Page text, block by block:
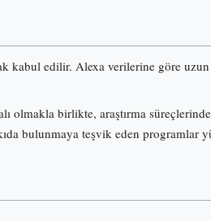
edilir. Alexa verilerine göre
olmakla birlikte, araştırma
bulunmaya teşvik eden programlar